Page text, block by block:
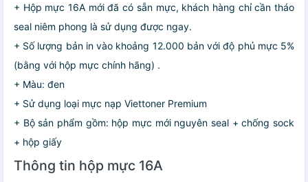
+ Hộp mực 16A mới đã có sẵn mực, khách hàng chỉ cần tháo
seal niêm phong là sử dụng được ngay.
+ Số lượng bản in vào khoảng 12.000 bản với độ phủ mực 5%
(bằng với hộp mực chính hãng) .
+ Màu: đen
+ Sử dụng loại mực nạp Viettoner Premium
+ Bộ sản phẩm gồm: hộp mực mới nguyên seal + chống sock
+ hộp giấy
Thông tin hộp mực 16A